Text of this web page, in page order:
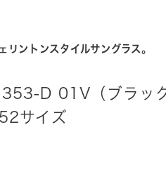
ントンスタイルサングラス。
D 01V（ブラッ
サイズ